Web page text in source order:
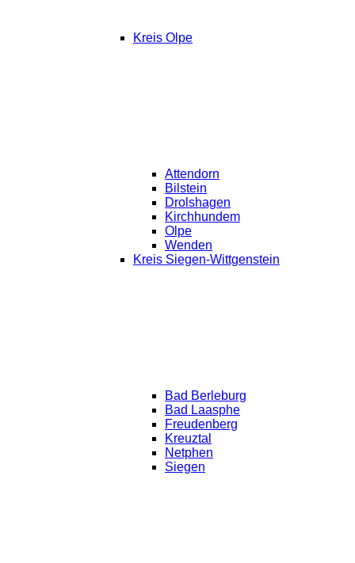
Kreis Olpe
Attendorn
Bilstein
Drolshagen
Kirchhundem
Olpe
Wenden
Kreis Siegen-Wittgenstein
Bad Berleburg
Bad Laasphe
Freudenberg
Kreuztal
Netphen
Siegen